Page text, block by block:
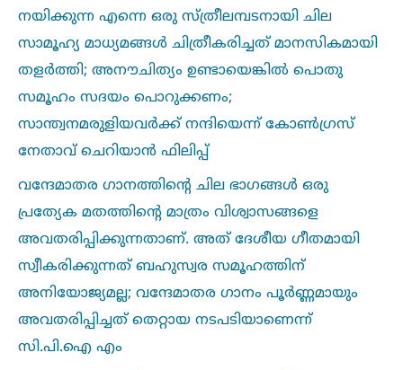
നയിക്കുന്ന എന്നെ ഒരു സ്ത്രീലമ്പടനായി ചില
സാമൂഹ്യ മാധ്യമങ്ങള്‍ ചിത്രീകരിച്ചത് മാനസികമായി
തളർത്തി; അനൗചിത്യം ഉണ്ടായെങ്കില്‍ പൊതു
സമൂഹം സദയം പൊറുക്കണം;
സാന്ത്വനമരുളിയവർക്ക് നന്ദിയെന്ന് കോണ്‍ഗ്രസ്
നേതാവ് ചെറിയാൻ ഫിലിപ്പ്
വന്ദേമാതര ഗാനത്തിന്റെ ചില ഭാഗങ്ങള്‍ ഒരു
പ്രത്യേക മതത്തിന്റെ മാത്രം വിശ്വാസങ്ങളെ
അവതരിപ്പിക്കുന്നതാണ്‌. അത്‌ ദേശീയ ഗീതമായി
സ്വീകരിക്കുന്നത്‌ ബഹുസ്വര സമൂഹത്തിന്‌
അനിയോജ്യമല്ല; വന്ദേമാതര ഗാനം പൂര്‍ണ്ണമായും
അവതരിപ്പിച്ചത്‌ തെറ്റായ നടപടിയാണെന്ന്‌
സി.പി.ഐ എം